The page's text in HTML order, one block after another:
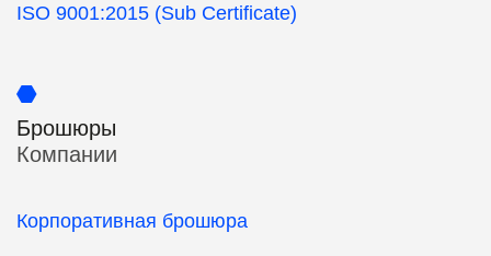
ISO 9001:2015 (Sub Certificate)
Брошюры
Компании
Корпоративная брошюра